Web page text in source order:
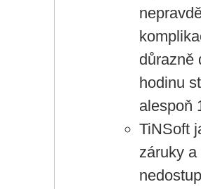
důrazně
hodinu
alespoň
TiNSoft
záruky